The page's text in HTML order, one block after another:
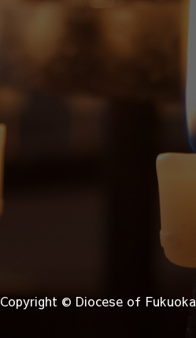
Copyright © Diocese of Fukuoka